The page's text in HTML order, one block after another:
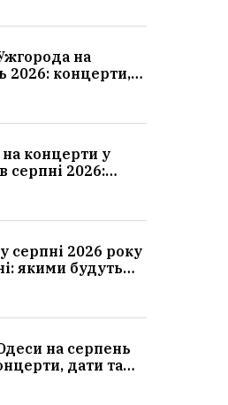
на
2026: концерти,
концерти у
серпні 2026:
та локації
серпні 2026 року
якими будуть
та
на серпень
дати та